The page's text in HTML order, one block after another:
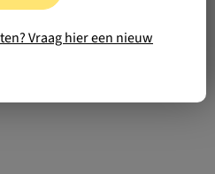
Vraag hier een nieuw